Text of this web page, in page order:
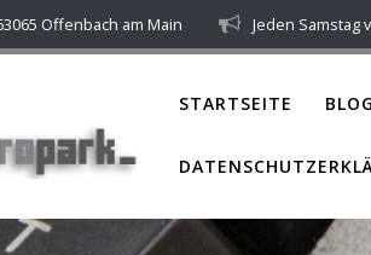
Offenbach am Main Jeden Samstag
STARTSEITE BLOG